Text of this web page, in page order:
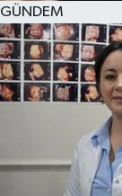
GÜNDEM
Haber